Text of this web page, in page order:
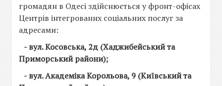
громадян в Одесі здійснюється у фронт-офісах
Центрів інтегрованих соціальних послуг за
адресами:
- вул. Косовська, 2д (Хаджибейський та
Приморський райони);
- вул. Академіка Корольова, 9 (Київський та